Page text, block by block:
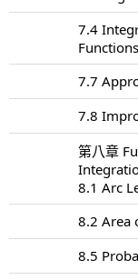
7.4
7.7
7.8
第八章
8.1 Arc
8.2 Area
8.5